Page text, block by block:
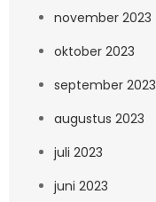
november 2023
oktober 2023
september 2023
augustus 2023
juli 2023
juni 2023